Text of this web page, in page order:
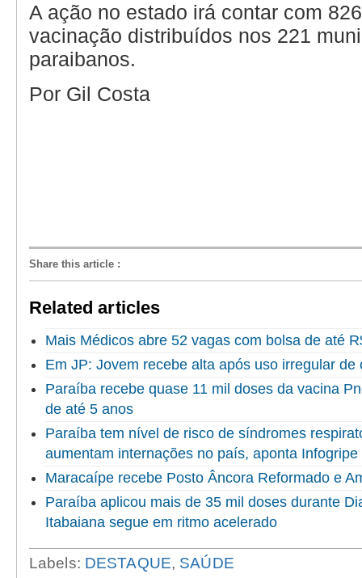
A ação no estado irá contar com
vacinação distribuídos nos 221
paraibanos.
Por Gil Costa
Share this article :
Related articles
Mais Médicos abre 52 vagas com bolsa de até
Em JP: Jovem recebe alta após uso irregular de
Paraíba recebe quase 11 mil doses da vacina
de até 5 anos
Paraíba tem nível de risco de síndromes
aumentam internações no país, aponta Infogripe
Maracaípe recebe Posto Âncora Reformado e
Paraíba aplicou mais de 35 mil doses durante
Itabaiana segue em ritmo acelerado
Labels: DESTAQUE, SAÚDE